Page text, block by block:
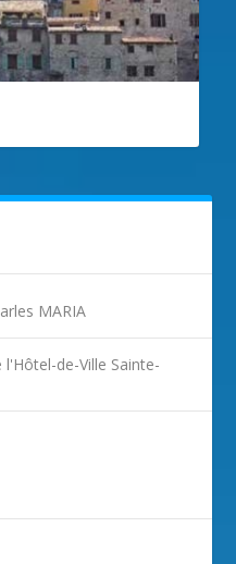
MARIA
de-Ville Sainte-